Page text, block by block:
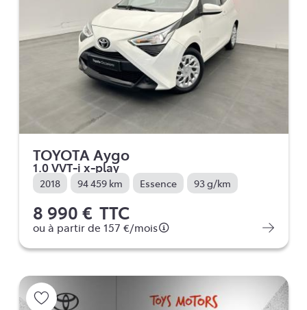
TOYOTA Aygo
1.0 VVT-i x-play
2018 94 459 km Essence 93 g/km
8 990 € TTC
ou à partir de 157 €/mois